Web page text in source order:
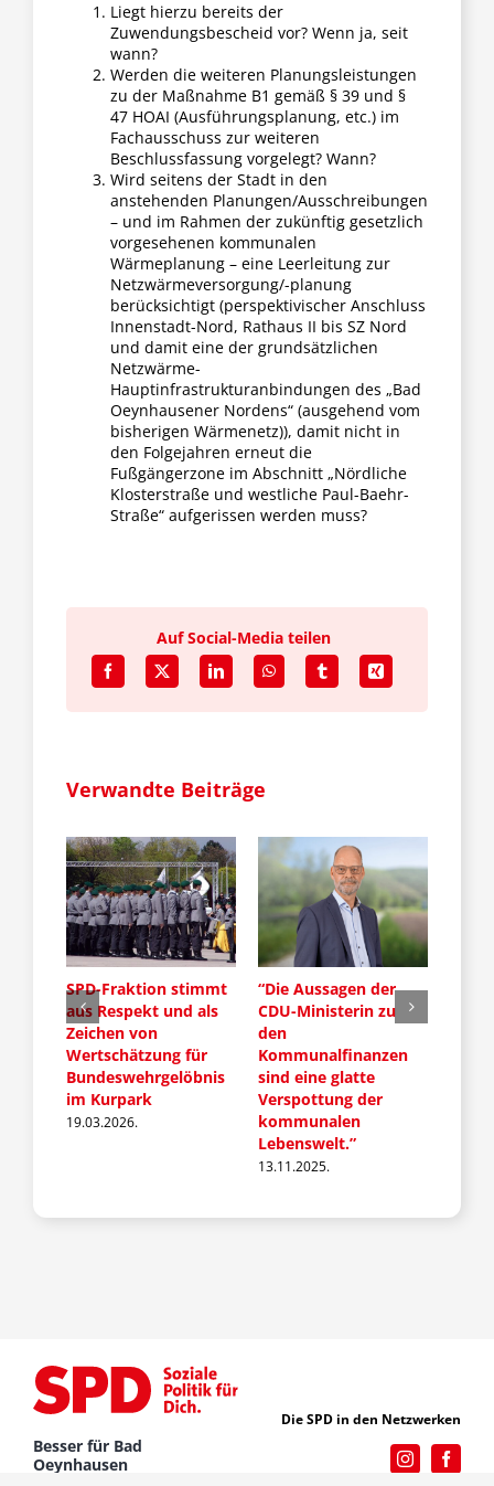
Liegt hierzu bereits der
Zuwendungsbescheid vor? Wenn ja, seit
wann?
Werden die weiteren Planungsleistungen
zu der Maßnahme B1 gemäß § 39 und §
47 HOAI (Ausführungsplanung, etc.) im
Fachausschuss zur weiteren
Beschlussfassung vorgelegt? Wann?
Wird seitens der Stadt in den
anstehenden Planungen/Ausschreibungen
– und im Rahmen der zukünftig gesetzlich
vorgesehenen kommunalen
Wärmeplanung – eine Leerleitung zur
Netzwärmeversorgung/-planung
berücksichtigt (perspektivischer Anschluss
Innenstadt-Nord, Rathaus II bis SZ Nord
und damit eine der grundsätzlichen
Netzwärme-
Hauptinfrastrukturanbindungen des „Bad
Oeynhausener Nordens“ (ausgehend vom
bisherigen Wärmenetz)), damit nicht in
den Folgejahren erneut die
Fußgängerzone im Abschnitt „Nördliche
Klosterstraße und westliche Paul-Baehr-
Straße“ aufgerissen werden muss?
Auf Social-Media teilen
Verwandte Beiträge
SPD-Fraktion stimmt
aus Respekt und als
Zeichen von
Wertschätzung für
Bundeswehrgelöbnis
im Kurpark
19.03.2026.
“Die Aussagen der
CDU-Ministerin zu
den
Kommunalfinanzen
sind eine glatte
Verspottung der
kommunalen
Lebenswelt.”
13.11.2025.
Besser für Bad
Oeynhausen
Die SPD in den Netzwerken